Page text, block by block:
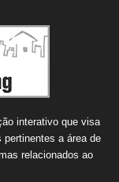
interativo que visa
a área de
relacionados ao